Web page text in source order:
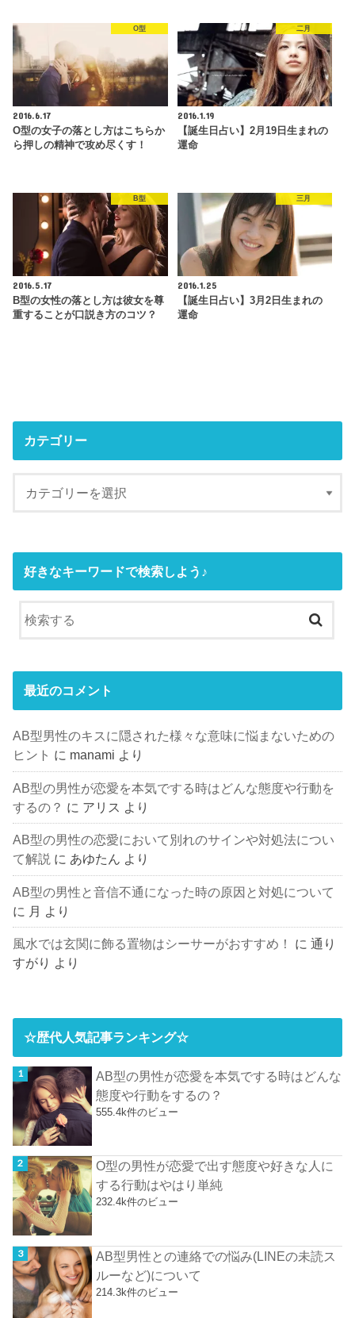
O型
2016.6.17
O型の女子の落とし方はこちらか
ら押しの精神で攻め尽くす！
二月
2016.1.19
【誕生日占い】2月19日生まれの
運命
B型
2016.5.17
B型の女性の落とし方は彼女を尊
重することが口説き方のコツ？
三月
2016.1.25
【誕生日占い】3月2日生まれの
運命
カテゴリー
好きなキーワードで検索しよう♪
最近のコメント
AB型男性のキスに隠された様々な意味に悩まないための
ヒント に manami より
AB型の男性が恋愛を本気でする時はどんな態度や行動を
するの？ に アリス より
AB型の男性の恋愛において別れのサインや対処法につい
て解説 に あゆたん より
AB型の男性と音信不通になった時の原因と対処について
に 月 より
風水では玄関に飾る置物はシーサーがおすすめ！ に通り
すがり より
☆歴代人気記事ランキング☆
AB型の男性が恋愛を本気でする時はどんな
態度や行動をするの？
555.4k件のビュー
O型の男性が恋愛で出す態度や好きな人に
する行動はやはり単純
232.4k件のビュー
AB型男性との連絡での悩み(LINEの未読ス
ルーなど)について
214.3k件のビュー